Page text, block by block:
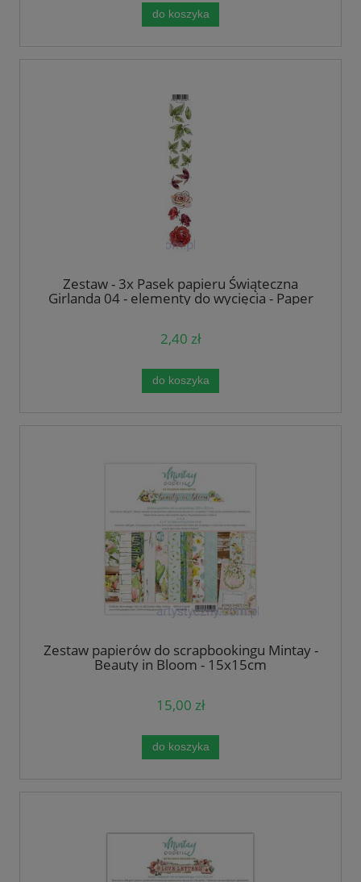
do koszyka
Zestaw - 3x Pasek papieru Świąteczna
Girlanda 04 - elementy do wycięcia - Paper
2,40 zł
do koszyka
Zestaw papierów do scrapbookingu Mintay -
Beauty in Bloom - 15x15cm
15,00 zł
do koszyka